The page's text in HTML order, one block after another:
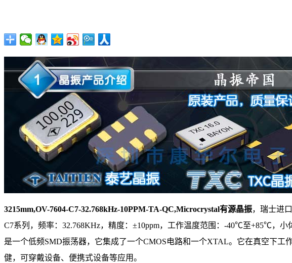
3215mm,OV-7604-C7-32.768kHz-10PPM-TA-QC,Microcrystal有源晶振，瑞士进
C7系列，频率：32.768KHz，精度：±10ppm，工作温度范围：-40℃至+85℃，
是一个低频SMD振荡器，它集成了一个CMOS电路和一个XTAL。它在真空下
健，可穿戴设备、便携式设备等应用。